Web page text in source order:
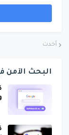
أحدث
البحث الآمن